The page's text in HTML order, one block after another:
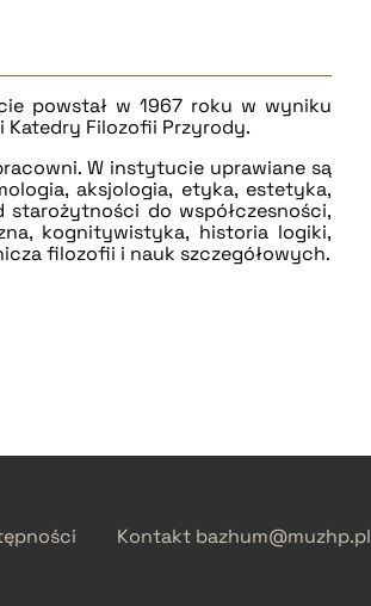
powstał w 1967 roku w wyniku
Katedry Filozofii Przyrody.
W instytucie uprawiane są
aksjologia, etyka, estetyka,
do współczesności,
kognitywistyka, historia logiki,
filozofii i nauk szczegółowych.
Kontakt bazhum@muzhp.pl